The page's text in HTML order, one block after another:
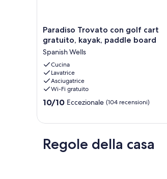
Paradiso
Trovato
con
golf
cart
gratuito,
kayak,
paddle
board
Paradiso Trovato con golf cart
gratuito, kayak, paddle board
Spanish Wells
Cucina
Lavatrice
Asciugatrice
Wi-Fi gratuito
10.0
(104
recensioni)
10/10 Eccezionale (104 recensioni)
Regole della casa